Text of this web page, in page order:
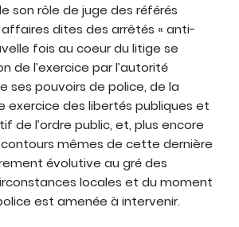
son rôle de juge des référés
dites des arrêtés « anti-
fois au coeur du litige se
de l’exercice par l’autorité
ses pouvoirs de police, de la
exercice des libertés publiques et
de l’ordre public, et, plus encore
mêmes de cette dernière
évolutive au gré des
locales et du moment
est amenée à intervenir.